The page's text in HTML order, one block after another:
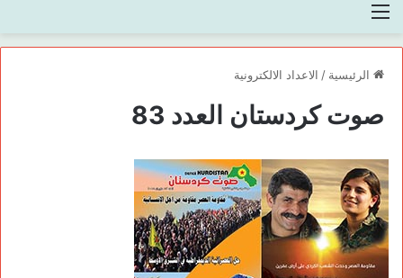
القائمة
الرئيسية / الاعداد الالكترونية
صوت كردستان العدد 83